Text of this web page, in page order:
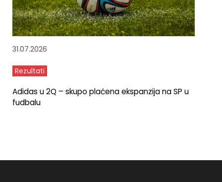
31.07.2026
Rezultati
Adidas u 2Q – skupo plaćena ekspanzija na SP u
fudbalu